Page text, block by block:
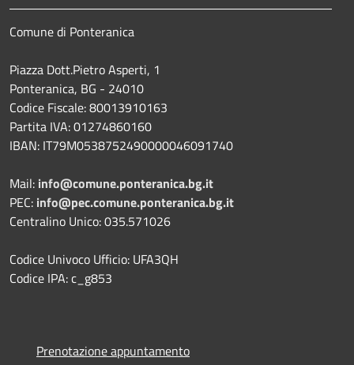
Comune di Ponteranica
Piazza Dott.Pietro Asperti, 1
Ponteranica, BG - 24010
Codice Fiscale: 80013910163
Partita IVA: 01274860160
IBAN: IT79M0538752490000046091740
Mail: info@comune.ponteranica.bg.it
PEC: info@pec.comune.ponteranica.bg.it
Centralino Unico: 035.571026
Codice Univoco Ufficio: UFA3QH
Codice IPA: c_g853
Prenotazione appuntamento